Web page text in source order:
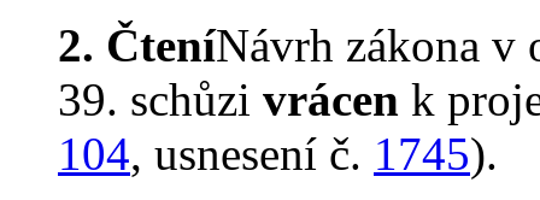
2. ČteníNávrh zákona v
39. schůzi vrácen k
104, usnesení č. 1745).